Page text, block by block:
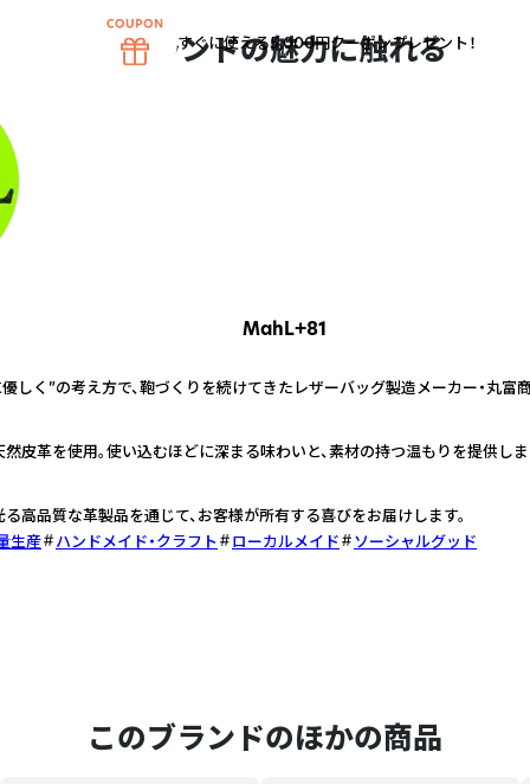
ブランドの魅力に触れる
MahL+81
しく”の考え方で、鞄づくりを続けてきたレザーバッグ製造メーカー・丸富
皮革を使用。使い込むほどに深まる味わいと、素材の持つ温もりを提供しま
高品質な革製品を通じて、お客様が所有する喜びをお届けします。
生産
ハンドメイド・クラフト ローカルメイド ソーシャルグッド
このブランドのほかの商品
すぐに使える5,000円クーポンプレゼント！